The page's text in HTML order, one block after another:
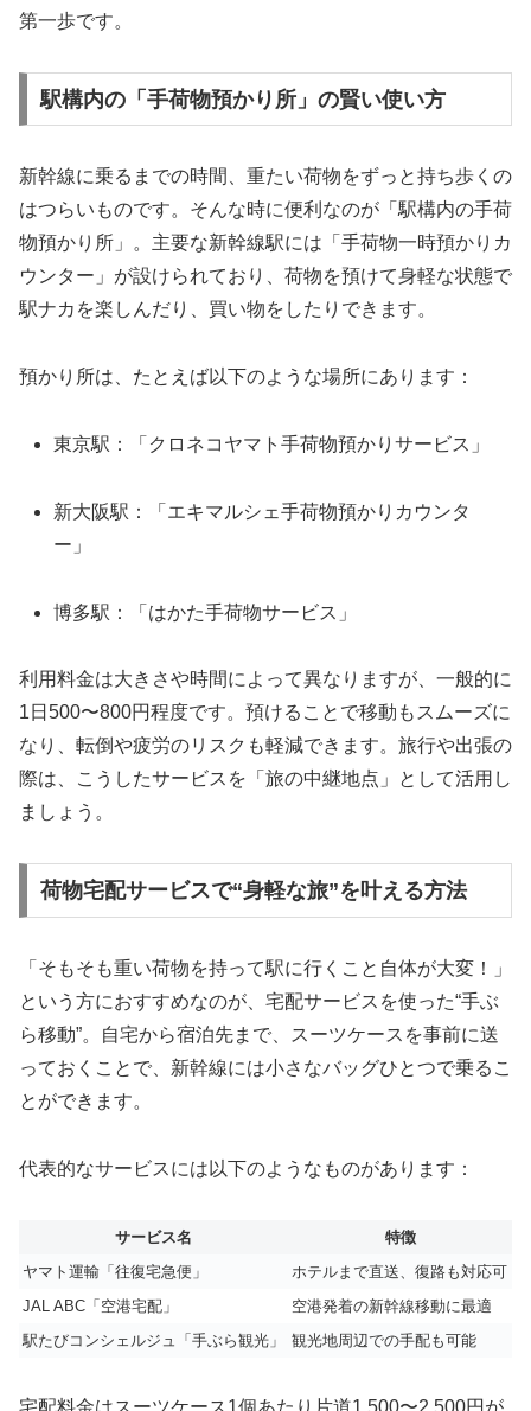
第一歩です。
駅構内の「手荷物預かり所」の賢い使い方
新幹線に乗るまでの時間、重たい荷物をずっと持ち歩くの
はつらいものです。そんな時に便利なのが「駅構内の手荷
物預かり所」。主要な新幹線駅には「手荷物一時預かりカ
ウンター」が設けられており、荷物を預けて身軽な状態で
駅ナカを楽しんだり、買い物をしたりできます。
預かり所は、たとえば以下のような場所にあります：
東京駅：「クロネコヤマト手荷物預かりサービス」
新大阪駅：「エキマルシェ手荷物預かりカウンタ
ー」
博多駅：「はかた手荷物サービス」
利用料金は大きさや時間によって異なりますが、一般的に
1日500〜800円程度です。預けることで移動もスムーズに
なり、転倒や疲労のリスクも軽減できます。旅行や出張の
際は、こうしたサービスを「旅の中継地点」として活用し
ましょう。
荷物宅配サービスで“身軽な旅”を叶える方法
「そもそも重い荷物を持って駅に行くこと自体が大変！」
という方におすすめなのが、宅配サービスを使った“手ぶ
ら移動”。自宅から宿泊先まで、スーツケースを事前に送
っておくことで、新幹線には小さなバッグひとつで乗るこ
とができます。
代表的なサービスには以下のようなものがあります：
サービス名
特徴
ヤマト運輸「往復宅急便」
ホテルまで直送、復路も対応可
JAL ABC「空港宅配」
空港発着の新幹線移動に最適
駅たびコンシェルジュ「手ぶら観光」
観光地周辺での手配も可能